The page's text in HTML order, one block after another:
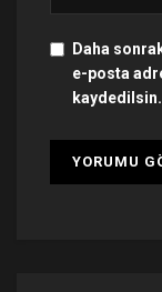
Daha
e-posta
kaydedilsin.